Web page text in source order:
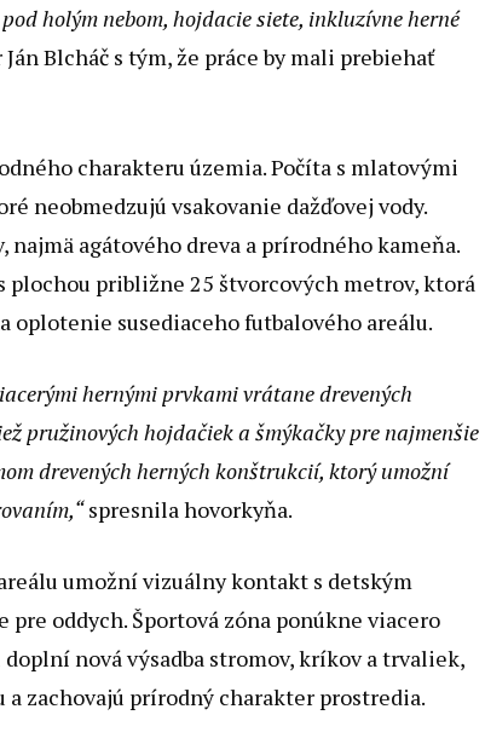
holým nebom, hojdacie siete, inkluzívne herné
Blcháč s tým, že práce by mali prebiehať
charakteru územia. Počíta s mlatovými
neobmedzujú vsakovanie dažďovej vody.
agátového dreva a prírodného kameňa.
približne 25 štvorcových metrov, ktorá
oplotenie susediaceho futbalového areálu.
hernými prvkami vrátane drevených
pružinových hojdačiek a šmýkačky pre najmenšie
drevených herných konštrukcií, ktorý umožní
spresnila hovorkyňa.
umožní vizuálny kontakt s detským
oddych. Športová zóna ponúkne viacero
nová výsadba stromov, kríkov a trvaliek,
zachovajú prírodný charakter prostredia.